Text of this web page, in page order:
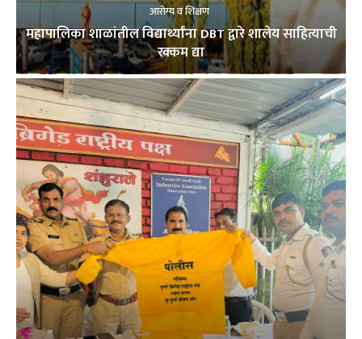
आरोग्य व शिक्षण
महापालिका शाळांतील विद्यार्थ्यांना DBT द्वारे शालेय साहित्याची
रक्कम द्या